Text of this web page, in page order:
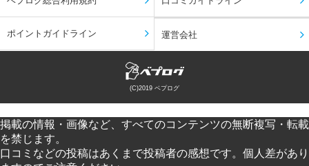
ポイントガイドライン 運営会社
(C)2019 ベプログ
掲載の情報・画像など、すべてのコンテンツの無断複写・転載
を禁じます。
口コミなどの投稿はあくまで投稿者の感想です。個人差があり